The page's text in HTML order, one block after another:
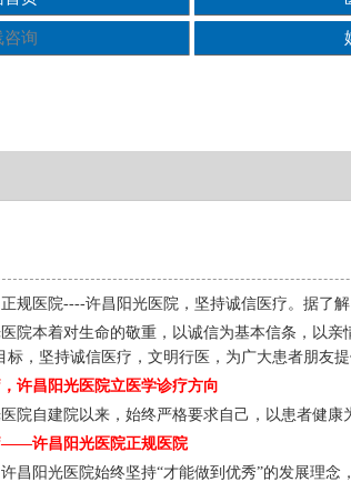
咨询
规医院----许昌阳光医院，坚持诚信医疗。据了
院本着对生命的敬重，以诚信为基本信条，以
标，坚持诚信医疗，文明行医，为广大患者朋友
许昌阳光医院立医学诊疗方向
院自建院以来，始终严格要求自己，以患者健康
——许昌阳光医院正规医院
昌阳光医院始终坚持“才能做到优秀”的发展理念